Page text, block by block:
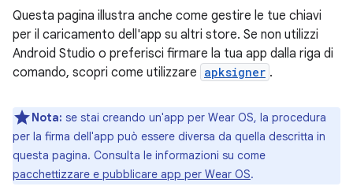
Questa pagina illustra anche come gestire le tue chiavi
per il caricamento dell'app su altri store. Se non utilizzi
Android Studio o preferisci firmare la tua app dalla riga di
comando, scopri come utilizzare apksigner .
Nota: se stai creando un'app per Wear OS, la procedura
per la firma dell'app può essere diversa da quella descritta in
questa pagina. Consulta le informazioni su come
pacchettizzare e pubblicare app per Wear OS.